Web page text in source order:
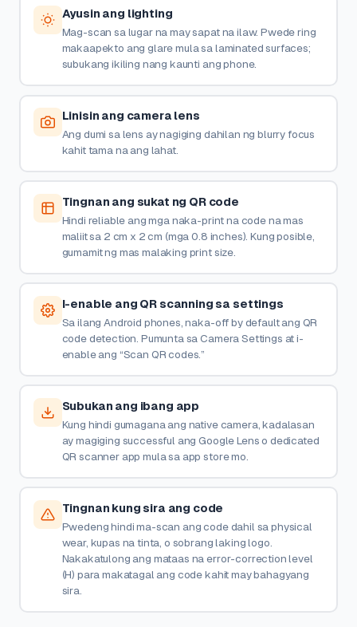
Ayusin ang lighting
Mag-scan sa lugar na may sapat na ilaw. Pwede ring
makaapekto ang glare mula sa laminated surfaces;
subukang ikiling nang kaunti ang phone.
Linisin ang camera lens
Ang dumi sa lens ay nagiging dahilan ng blurry focus
kahit tama na ang lahat.
Tingnan ang sukat ng QR code
Hindi reliable ang mga naka-print na code na mas
maliit sa 2 cm x 2 cm (mga 0.8 inches). Kung posible,
gumamit ng mas malaking print size.
I-enable ang QR scanning sa settings
Sa ilang Android phones, naka-off by default ang QR
code detection. Pumunta sa Camera Settings at i-
enable ang “Scan QR codes.”
Subukan ang ibang app
Kung hindi gumagana ang native camera, kadalasan
ay magiging successful ang Google Lens o dedicated
QR scanner app mula sa app store mo.
Tingnan kung sira ang code
Pwedeng hindi ma-scan ang code dahil sa physical
wear, kupas na tinta, o sobrang laking logo.
Nakakatulong ang mataas na error-correction level
(H) para makatagal ang code kahit may bahagyang
sira.